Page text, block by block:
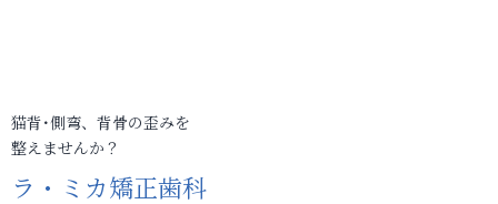
猫背･側弯、背骨の歪みを
整えませんか？
ラ・ミカ矯正歯科